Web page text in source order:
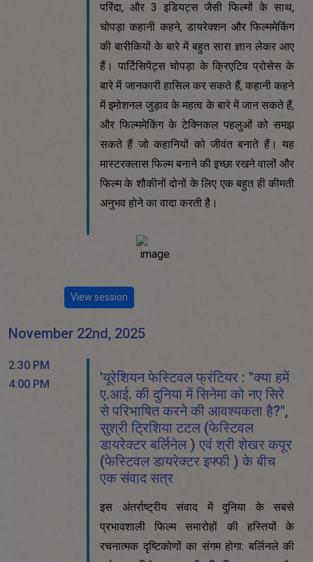
परिंदा, और 3 इडियट्स जैसी फिल्मों के साथ,
चोपड़ा कहानी कहने, डायरेक्शन और फिल्ममेकिंग
की बारीकियों के बारे में बहुत सारा ज्ञान लेकर आए
हैं। पार्टिसिपेंट्स चोपड़ा के क्रिएटिव प्रोसेस के
बारे में जानकारी हासिल कर सकते हैं, कहानी कहने
में इमोशनल जुड़ाव के महत्व के बारे में जान सकते हैं,
और फिल्ममेकिंग के टेक्निकल पहलुओं को समझ
सकते हैं जो कहानियों को जीवंत बनाते हैं। यह
मास्टरक्लास फिल्म बनाने की इच्छा रखने वालों और
फिल्म के शौकीनों दोनों के लिए एक बहुत ही कीमती
अनुभव होने का वादा करती है।
View session
November 22nd, 2025
2:30 PM
4:00 PM
'यूरेशियन फेस्टिवल फ्रंटियर : "क्या हमें
ए.आई. की दुनिया में सिनेमा को नए सिरे
से परिभाषित करने की आवश्यकता है?",
सुश्री ट्रिशिया टटल (फेस्टिवल
डायरेक्टर बर्लिनेल ) एवं श्री शेखर कपूर
(फेस्टिवल डायरेक्टर इफ्फी ) के बीच
एक संवाद सत्र
इस अंतर्राष्ट्रीय संवाद में दुनिया के सबसे
प्रभावशाली फिल्म समारोहों की हस्तियों के
रचनात्मक दृष्टिकोणों का संगम होगा: बर्लिनले की